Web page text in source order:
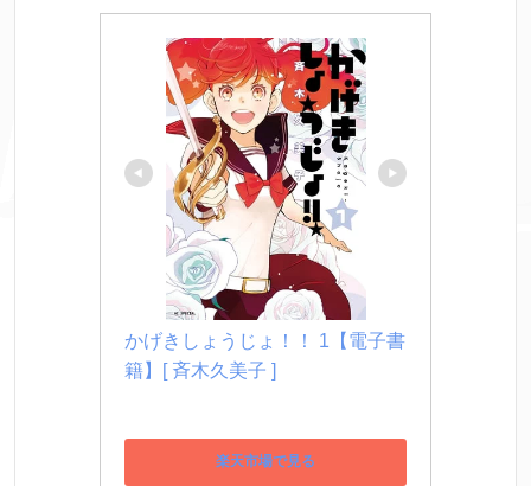
かげきしょうじょ！！ 1【電子書
籍】[ 斉木久美子 ]
楽天市場で見る